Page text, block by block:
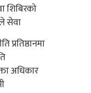
शिबिरको
सेवा
प्रतिष्ठानमा
अधिकार